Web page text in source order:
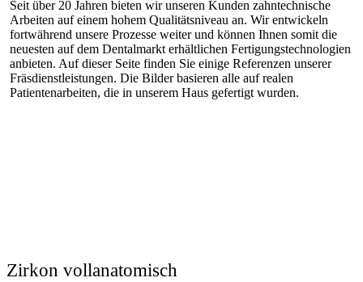
Seit über 20 Jahren bieten wir unseren Kunden zahntechnische
Arbeiten auf einem hohem Qualitätsniveau an. Wir entwickeln
fortwährend unsere Prozesse weiter und können Ihnen somit die
neuesten auf dem Dentalmarkt erhältlichen Fertigungstechnologien
anbieten. Auf dieser Seite finden Sie einige Referenzen unserer
Fräsdienstleistungen. Die Bilder basieren alle auf realen
Patientenarbeiten, die in unserem Haus gefertigt wurden.
Zirkon vollanatomisch